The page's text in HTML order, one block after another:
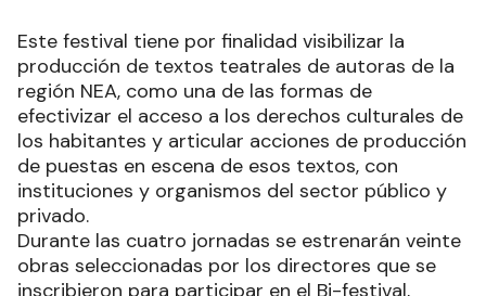
Este festival tiene por finalidad visibilizar la
producción de textos teatrales de autoras de la
región NEA, como una de las formas de
efectivizar el acceso a los derechos culturales de
los habitantes y articular acciones de producción
de puestas en escena de esos textos, con
instituciones y organismos del sector público y
privado.
Durante las cuatro jornadas se estrenarán veinte
obras seleccionadas por los directores que se
inscribieron para participar en el Bi-festival,